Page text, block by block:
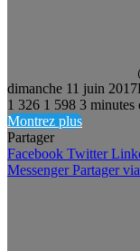
dimanche 11 juin 2017
1 326 1 598 3 minutes
Montrez plus
Partager
Facebook Twitter
Messenger Partager